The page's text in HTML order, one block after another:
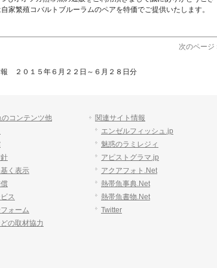
家繁殖コバルトブルーラムのペアを特価でご提供いたします。
次のページ
２０１５年６月２２日～６月２８日分
コンテンツ他
く表示
ス
ォーム
の取材協力
関連サイト情報
エンゼルフィッシュ.jp
魅惑のラミレジィ
アピストグラマ.jp
アクアフォト.Net
熱帯魚事典.Net
熱帯魚書物.Net
Twitter